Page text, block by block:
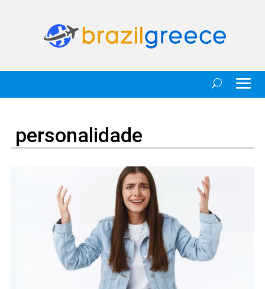
personalidade